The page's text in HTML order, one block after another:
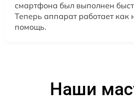
смартфона был выполнен
Теперь аппарат работает как
помощь.
Наши